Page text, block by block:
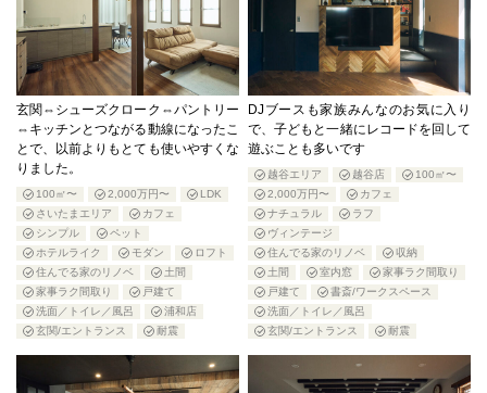
玄関⇔シューズクローク⇔パントリー
⇔キッチンとつながる動線になったこ
とで、以前よりもとても使いやすくな
りました。
100㎡〜 2,000万円〜
LDK
さいたまエリア
カフェ
シンプル
ペット
ホテルライク
モダン
ロフト
住んでる家のリノベ
土間
家事ラク間取り
戸建て
洗面／トイレ／風呂
浦和店
玄関/エントランス
耐震
DJブースも家族みんなのお気に入り
で、子どもと一緒にレコードを回して
遊ぶことも多いです
越谷エリア 越谷店
100㎡〜
2,000万円〜
カフェ
ナチュラル
ラフ
ヴィンテージ
住んでる家のリノベ
収納
土間
室内窓
家事ラク間取り
戸建て
書斎/ワークスペース
洗面／トイレ／風呂
玄関/エントランス
耐震